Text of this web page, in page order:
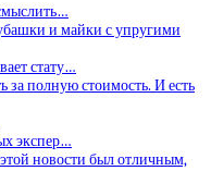
и майки с упругими
стату…
за полную стоимость. И есть
экспер…
новости был отличным,